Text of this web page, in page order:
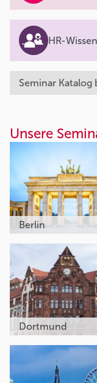
HR-
Seminar Katalog
Unsere
Berlin
Dortmund